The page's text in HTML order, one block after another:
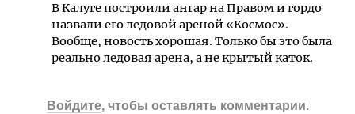
В Калуге построили ангар на Правом и гордо
назвали его ледовой ареной «Космос».
Вообще, новость хорошая. Только бы это была
реально ледовая арена, а не крытый каток.
Войдите, чтобы оставлять комментарии.